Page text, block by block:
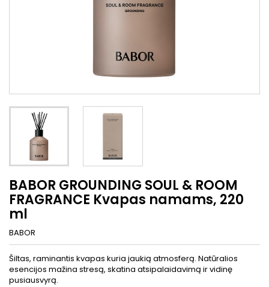
BABOR GROUNDING SOUL & ROOM
FRAGRANCE Kvapas namams, 220
ml
BABOR
Šiltas, raminantis kvapas kuria jaukią atmosferą. Natūralios
esencijos mažina stresą, skatina atsipalaidavimą ir vidinę
pusiausvyrą.